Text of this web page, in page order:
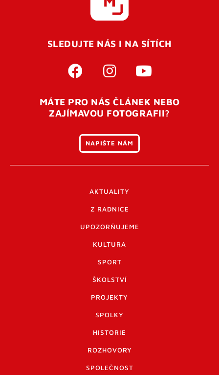
SLEDUJTE NÁS I NA SÍTÍCH
MÁTE PRO NÁS ČLÁNEK NEBO
ZAJÍMAVOU FOTOGRAFII?
NAPIŠTE NÁM
AKTUALITY
Z RADNICE
UPOZORŇUJEME
KULTURA
SPORT
ŠKOLSTVÍ
PROJEKTY
SPOLKY
HISTORIE
ROZHOVORY
SPOLEČNOST